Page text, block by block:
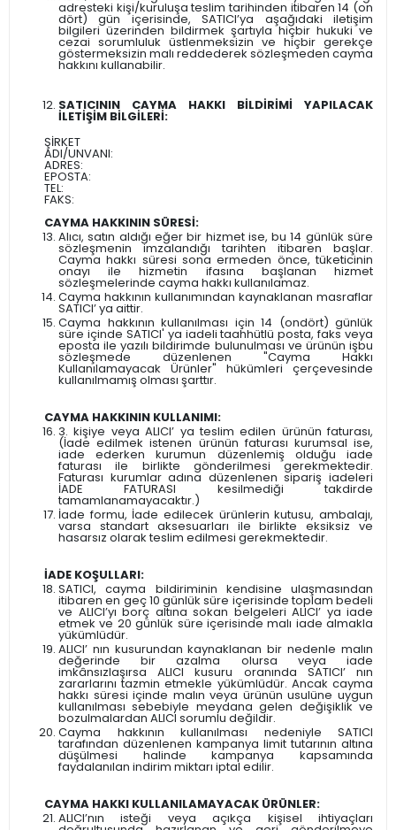
adresteki kişi/kuruluşa teslim tarihinden itibaren 14 (on
dört) gün içerisinde, SATICI’ya aşağıdaki iletişim
bilgileri üzerinden bildirmek şartıyla hiçbir hukuki ve
cezai sorumluluk üstlenmeksizin ve hiçbir gerekçe
göstermeksizin malı reddederek sözleşmeden cayma
hakkını kullanabilir.
SATICININ CAYMA HAKKI BİLDİRİMİ YAPILACAK
İLETİŞİM BİLGİLERİ:
ŞİRKET
ADI/UNVANI:
ADRES:
EPOSTA:
TEL:
FAKS:
CAYMA HAKKININ SÜRESİ:
Alıcı, satın aldığı eğer bir hizmet ise, bu 14 günlük süre
sözleşmenin imzalandığı tarihten itibaren başlar.
Cayma hakkı süresi sona ermeden önce, tüketicinin
onayı ile hizmetin ifasına başlanan hizmet
sözleşmelerinde cayma hakkı kullanılamaz.
Cayma hakkının kullanımından kaynaklanan masraflar
SATICI’ ya aittir.
Cayma hakkının kullanılması için 14 (ondört) günlük
süre içinde SATICI' ya iadeli taahhütlü posta, faks veya
eposta ile yazılı bildirimde bulunulması ve ürünün işbu
sözleşmede düzenlenen "Cayma Hakkı
Kullanılamayacak Ürünler" hükümleri çerçevesinde
kullanılmamış olması şarttır.
CAYMA HAKKININ KULLANIMI:
3. kişiye veya ALICI’ ya teslim edilen ürünün faturası,
(İade edilmek istenen ürünün faturası kurumsal ise,
iade ederken kurumun düzenlemiş olduğu iade
faturası ile birlikte gönderilmesi gerekmektedir.
Faturası kurumlar adına düzenlenen sipariş iadeleri
İADE FATURASI kesilmediği takdirde
tamamlanamayacaktır.)
İade formu, İade edilecek ürünlerin kutusu, ambalajı,
varsa standart aksesuarları ile birlikte eksiksiz ve
hasarsız olarak teslim edilmesi gerekmektedir.
İADE KOŞULLARI:
SATICI, cayma bildiriminin kendisine ulaşmasından
itibaren en geç 10 günlük süre içerisinde toplam bedeli
ve ALICI’yı borç altına sokan belgeleri ALICI’ ya iade
etmek ve 20 günlük süre içerisinde malı iade almakla
yükümlüdür.
ALICI’ nın kusurundan kaynaklanan bir nedenle malın
değerinde bir azalma olursa veya iade
imkânsızlaşırsa ALICI kusuru oranında SATICI’ nın
zararlarını tazmin etmekle yükümlüdür. Ancak cayma
hakkı süresi içinde malın veya ürünün usulüne uygun
kullanılması sebebiyle meydana gelen değişiklik ve
bozulmalardan ALICI sorumlu değildir.
Cayma hakkının kullanılması nedeniyle SATICI
tarafından düzenlenen kampanya limit tutarının altına
düşülmesi halinde kampanya kapsamında
faydalanılan indirim miktarı iptal edilir.
CAYMA HAKKI KULLANILAMAYACAK ÜRÜNLER:
ALICI’nın isteği veya açıkça kişisel ihtiyaçları